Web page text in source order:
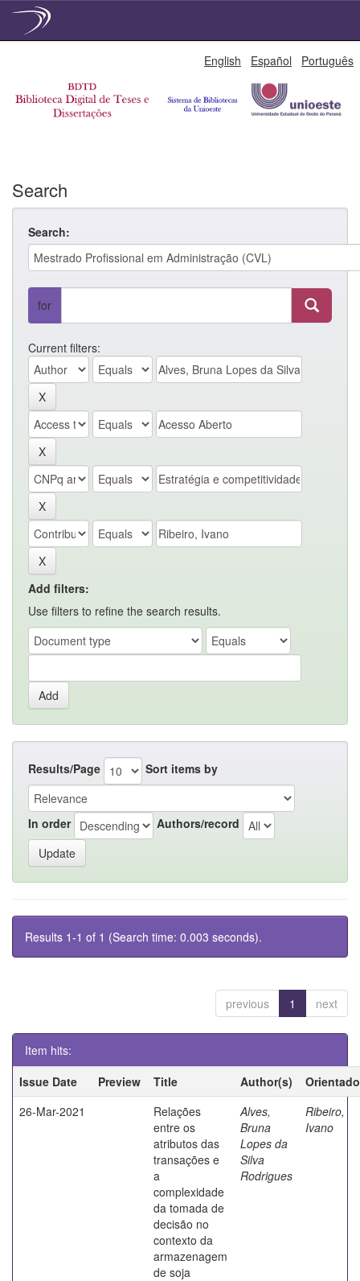
English Español Português
Search
Search:
for
Current filters:
Add filters:
Use filters to refine the search results.
Results/Page Sort items by
In order Authors/record
Results 1-1 of 1 (Search time: 0.003 seconds).
previous 1 next
Item hits:
Issue Date
Preview Title Author(s)
26-Mar-2021
Relações
entre os
atributos das
transações e
a
complexidade
da tomada de
decisão no
contexto da
armazenagem
de soja
Alves,
Bruna
Lopes da
Silva
Rodrigues
Ribeiro,
Ivano